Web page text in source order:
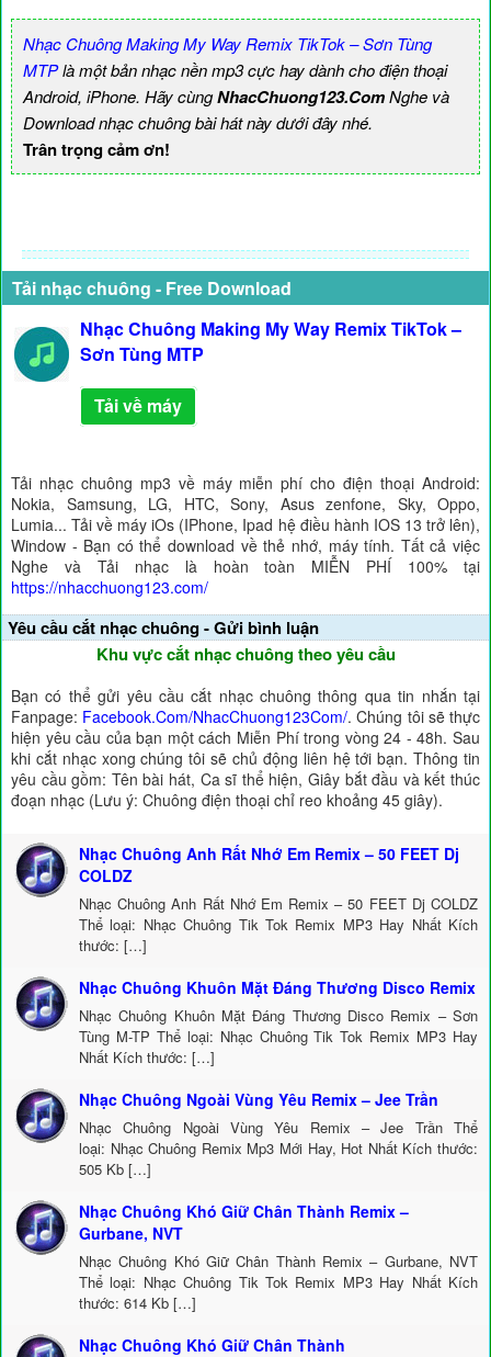
Nhạc Chuông Making My Way Remix TikTok – Sơn Tùng
MTPlà một bản nhạc nền mp3 cực hay dành cho điện thoại
Android, iPhone. Hãy cùngNhacChuong123.ComNghe và
Download nhạc chuông bài hát này dưới đây nhé.
Trân trọng cảm ơn!
Tải nhạc chuông - Free Download
Nhạc Chuông Making My Way Remix TikTok –
Sơn Tùng MTP
Tải về máy
Tải nhạc chuông mp3 về máy miễn phí cho điện thoại Android:
Nokia, Samsung, LG, HTC, Sony, Asus zenfone, Sky, Oppo,
Lumia... Tải về máy iOs (IPhone, Ipad hệ điều hành IOS 13 trở lên),
Window - Bạn có thể download về thẻ nhớ, máy tính. Tất cả việc
Nghe và Tải nhạc là hoàn toàn MIỄN PHÍ 100% tại
https://nhacchuong123.com/
Yêu cầu cắt nhạc chuông - Gửi bình luận
Khu vực cắt nhạc chuông theo yêu cầu
Bạn có thể gửi yêu cầu cắt nhạc chuông thông qua tin nhắn tại
Fanpage: Facebook.Com/NhacChuong123Com/. Chúng tôi sẽ thực
hiện yêu cầu của bạn một cách Miễn Phí trong vòng 24 - 48h. Sau
khi cắt nhạc xong chúng tôi sẽ chủ động liên hệ tới bạn. Thông tin
yêu cầu gồm: Tên bài hát, Ca sĩ thể hiện, Giây bắt đầu và kết thúc
đoạn nhạc (Lưu ý: Chuông điện thoại chỉ reo khoảng 45 giây).
Nhạc Chuông Anh Rất Nhớ Em Remix – 50 FEET Dj
COLDZ
Nhạc Chuông Anh Rất Nhớ Em Remix – 50 FEET Dj COLDZ
Thể loại: Nhạc Chuông Tik Tok Remix MP3 Hay Nhất Kích
thước: […]
Nhạc Chuông Khuôn Mặt Đáng Thương Disco Remix
Nhạc Chuông Khuôn Mặt Đáng Thương Disco Remix – Sơn
Tùng M-TP Thể loại: Nhạc Chuông Tik Tok Remix MP3 Hay
Nhất Kích thước: […]
Nhạc Chuông Ngoài Vùng Yêu Remix – Jee Trần
Nhạc Chuông Ngoài Vùng Yêu Remix – Jee Trần Thể
loại: Nhạc Chuông Remix Mp3 Mới Hay, Hot Nhất Kích thước:
505 Kb […]
Nhạc Chuông Khó Giữ Chân Thành Remix –
Gurbane, NVT
Nhạc Chuông Khó Giữ Chân Thành Remix – Gurbane, NVT
Thể loại: Nhạc Chuông Tik Tok Remix MP3 Hay Nhất Kích
thước: 614 Kb […]
Nhạc Chuông Khó Giữ Chân Thành